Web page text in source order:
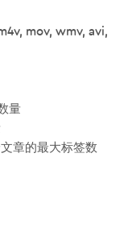
mov, wmv, avi,
量
章的最大标签数